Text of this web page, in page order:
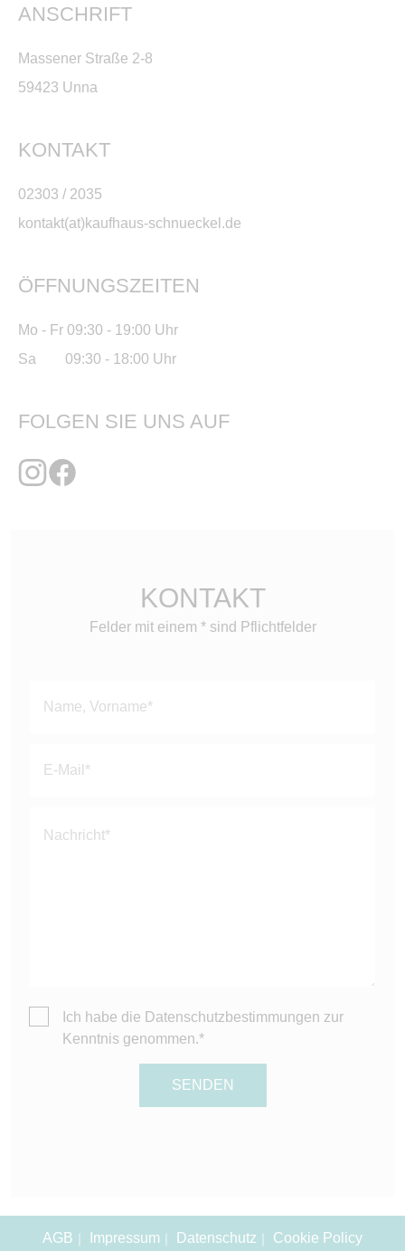
ANSCHRIFT
Massener Straße 2-8
59423 Unna
KONTAKT
02303 / 2035
kontakt(at)kaufhaus-schnueckel.de
ÖFFNUNGSZEITEN
Mo - Fr 09:30 - 19:00 Uhr
Sa 09:30 - 18:00 Uhr
FOLGEN SIE UNS AUF
KONTAKT
Felder mit einem * sind Pflichtfelder
dieses
leer.
Ich habe die Datenschutzbestimmungen zur
Kenntnis genommen.*
AGB Impressum Datenschutz Cookie Policy